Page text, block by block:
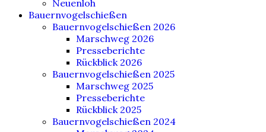
Neuenloh
Bauernvogelschießen
Bauernvogelschießen 2026
Marschweg 2026
Presseberichte
Rückblick 2026
Bauernvogelschießen 2025
Marschweg 2025
Presseberichte
Rückblick 2025
Bauernvogelschießen 2024